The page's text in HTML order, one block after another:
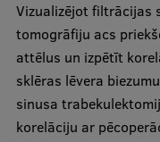
Vizualizējot filtrācijas
tomogrāfiju acs
attēlus un izpētīt
sklēras lēvera
sinusa
korelāciju ar